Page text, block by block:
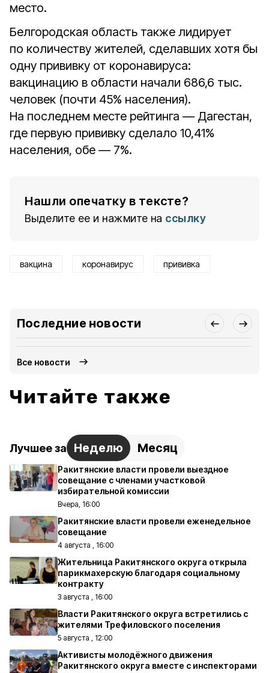
место.
Белгородская область также лидирует
по количеству жителей, сделавших хотя бы
одну прививку от коронавируса:
вакцинацию в области начали 686,6 тыс.
человек (почти 45% населения).
На последнем месте рейтинга — Дагестан,
где первую прививку сделало 10,41%
населения, обе — 7%.
Нашли опечатку в тексте?
Выделите ее и нажмите на ссылку
вакцина коронавирус прививка
Последние новости
Все новости
Читайте также
Лучшее за Неделю Месяц
Ракитянские власти провели выездное
совещание с членами участковой
избирательной комиссии
Вчера, 16:00
Ракитянские власти провели еженедельное
совещание
4 августа , 16:00
Жительница Ракитянского округа открыла
парикмахерскую благодаря социальному
контракту
3 августа , 16:00
Власти Ракитянского округа встретились с
жителями Трефиловского поселения
5 августа , 12:00
Активисты молодёжного движения
Ракитянского округа вместе с инспекторами